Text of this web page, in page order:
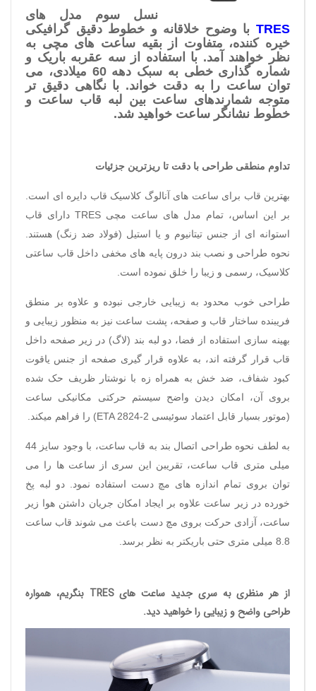
نسل سوم مدل های
TRES
با وضوح خلاقانه و خطوط دقیق گرافیکی
خیره کننده، متفاوت از بقیه ساعت های مچی به
نظر خواهند آمد. با استفاده از سه عقربه باریک و
شماره گذاری خطی به سبک دهه 60 میلادی، می
توان ساعت را به دقت خواند. با نگاهی دقیق تر
متوجه شمارندهای ساعت بین لبه قاب ساعت و
خطوط نشانگر ساعت خواهید شد.
تداوم منطقی طراحی با دقت تا ریزترین جزئیات
بهترین قاب برای ساعت های آنالوگ کلاسیک قاب دایره ای است.
بر این اساس، تمام مدل های ساعت مچی TRES دارای قاب
استوانه ای از جنس تیتانیوم و یا استیل (فولاد ضد زنگ) هستند.
نحوه طراحی و نصب بند درون پایه های مخفی داخل قاب ساعتی
کلاسیک، رسمی و زیبا را خلق نموده است.
طراحی خوب محدود به زیبایی خارجی نبوده و علاوه بر منطق
فریبنده ساختار قاب و صفحه، پشت ساعت نیز به منظور زیبایی و
بهینه سازی استفاده از فضا، دو لبه بند (لاگ) در زیر صفحه داخل
قاب قرار گرفته اند، به علاوه قرار گیری صفحه از جنس یاقوت
کبود شفاف، ضد خش به همراه زه با نوشتار ظریف حک شده
بروی آن، امکان دیدن واضح سیستم حرکتی مکانیکی ساعت
(موتور بسیار قابل اعتماد سوئیسی ETA 2824-2) را فراهم میکند.
به لطف نحوه طراحی اتصال بند به قاب ساعت، با وجود سایز 44
میلی متری قاب ساعت، تقریبن این سری از ساعت ها را می
توان بروی تمام اندازه های مچ دست استفاده نمود. دو لبه پخ
خورده در زیر ساعت علاوه بر ایجاد امکان جریان داشتن هوا زیر
ساعت، آزادی حرکت بروی مچ دست باعث می شوند قاب ساعت
8.8 میلی متری حتی باریکتر به نظر برسد.
از هر منظری به سری جدید ساعت های TRES بنگریم، همواره
طراحی واضح و زیبایی را خواهید دید.